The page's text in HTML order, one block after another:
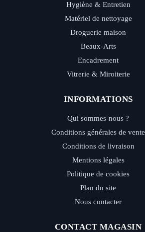
Hygiène & Entretien
Matériel de nettoyage
Droguerie maison
Beaux-Arts
Encadrement
Vitrerie & Miroiterie
INFORMATIONS
Qui sommes-nous ?
Conditions générales de vente
Conditions de livraison
Mentions légales
Politique de cookies
Plan du site
Nous contacter
CONTACT MAGASIN